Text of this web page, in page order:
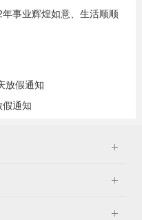
年事业辉煌如意、生活顺顺
放假通知
通知